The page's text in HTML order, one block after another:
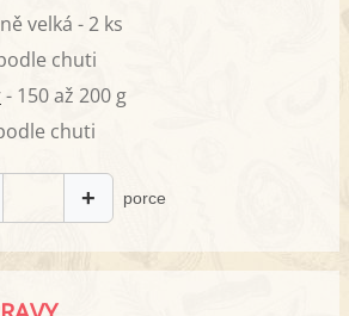
velká - 2 ks
chuti
- 150 až 200 g
chuti
+ porce